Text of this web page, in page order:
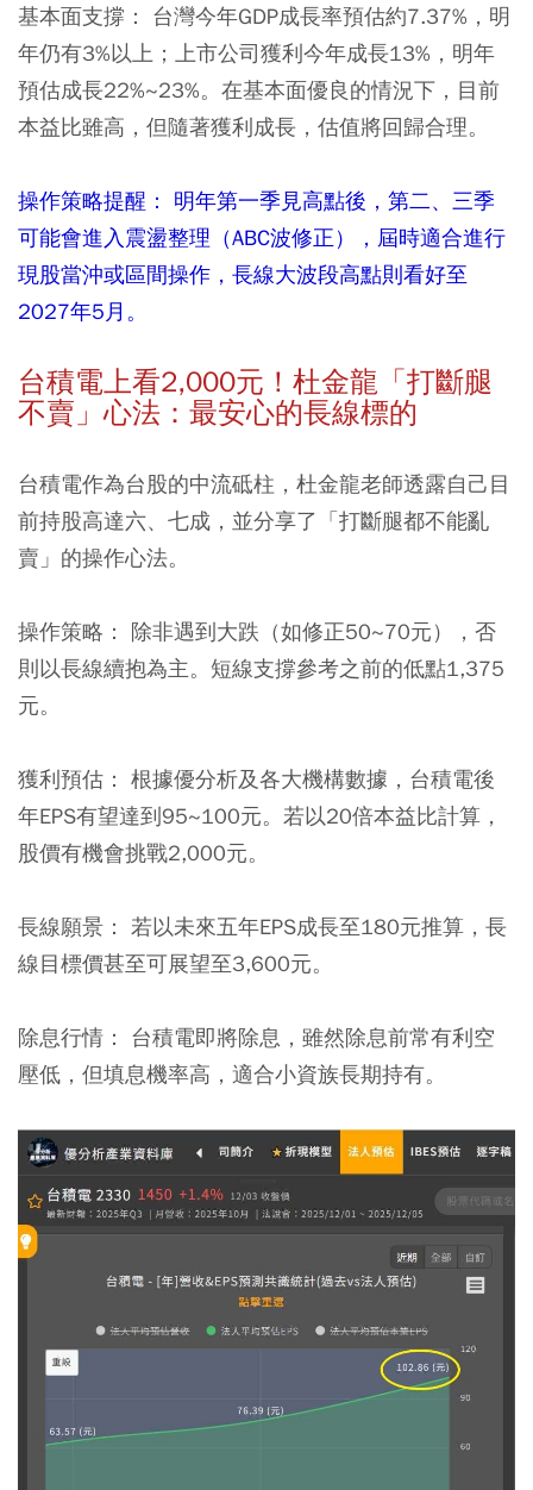
基本面支撐： 台灣今年GDP成長率預估約7.37%，明
年仍有3%以上；上市公司獲利今年成長13%，明年
預估成長22%~23%。在基本面優良的情況下，目前
本益比雖高，但隨著獲利成長，估值將回歸合理。
操作策略提醒： 明年第一季見高點後，第二、三季
可能會進入震盪整理（ABC波修正），屆時適合進行
現股當沖或區間操作，長線大波段高點則看好至
2027年5月。
台積電上看2,000元！杜金龍「打斷腿
不賣」心法：最安心的長線標的
台積電作為台股的中流砥柱，杜金龍老師透露自己目
前持股高達六、七成，並分享了「打斷腿都不能亂
賣」的操作心法。
操作策略： 除非遇到大跌（如修正50~70元），否
則以長線續抱為主。短線支撐參考之前的低點1,375
元。
獲利預估： 根據優分析及各大機構數據，台積電後
年EPS有望達到95~100元。若以20倍本益比計算，
股價有機會挑戰2,000元。
長線願景： 若以未來五年EPS成長至180元推算，長
線目標價甚至可展望至3,600元。
除息行情：
台積電即將除息，雖然除息前常有利空
壓低，但填息機率高，適合小資族長期持有。